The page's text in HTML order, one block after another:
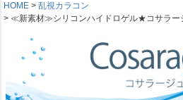
HOME
乱視カラコン
≪新素材≫シリコンハイドロゲル★コサラー